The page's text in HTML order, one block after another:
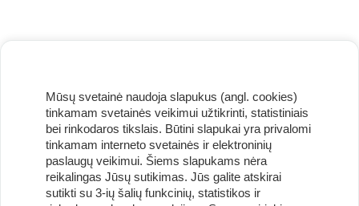
Užsisakykite naujienlaiškį ir pirmi gaukite geriausius
Mūsų svetainė naudoja slapukus (angl. cookies)
tinkamam svetainės veikimui užtikrinti, statistiniais
bei rinkodaros tikslais. Būtini slapukai yra privalomi
tinkamam interneto svetainės ir elektroninių
paslaugų veikimui. Šiems slapukams nėra
reikalingas Jūsų sutikimas. Jūs galite atskirai
sutikti su 3-ių šalių funkcinių, statistikos ir